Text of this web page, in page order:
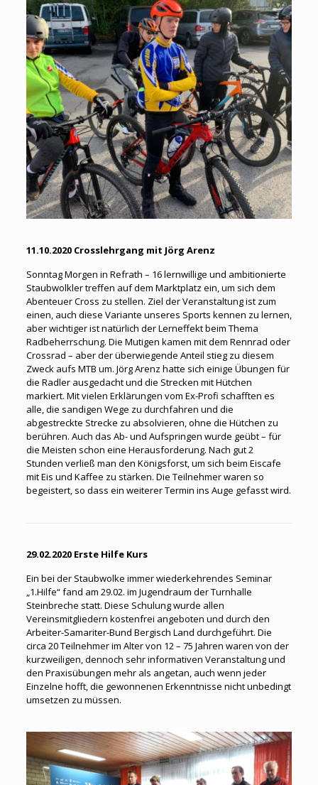
11.10.2020 Crosslehrgang mit Jörg Arenz
Sonntag Morgen in Refrath – 16 lernwillige und ambitionierte
Staubwolkler treffen auf dem Marktplatz ein, um sich dem
Abenteuer Cross zu stellen. Ziel der Veranstaltung ist zum
einen, auch diese Variante unseres Sports kennen zu lernen,
aber wichtiger ist natürlich der Lerneffekt beim Thema
Radbeherrschung. Die Mutigen kamen mit dem Rennrad oder
Crossrad – aber der überwiegende Anteil stieg zu diesem
Zweck aufs MTB um. Jörg Arenz hatte sich einige Übungen für
die Radler ausgedacht und die Strecken mit Hütchen
markiert. Mit vielen Erklärungen vom Ex-Profi schafften es
alle, die sandigen Wege zu durchfahren und die
abgestreckte Strecke zu absolvieren, ohne die Hütchen zu
berühren. Auch das Ab- und Aufspringen wurde geübt – für
die Meisten schon eine Herausforderung. Nach gut 2
Stunden verließ man den Königsforst, um sich beim Eiscafe
mit Eis und Kaffee zu stärken. Die Teilnehmer waren so
begeistert, so dass ein weiterer Termin ins Auge gefasst wird.
29.02.2020 Erste Hilfe Kurs
Ein bei der Staubwolke immer wiederkehrendes Seminar
„1.Hilfe“ fand am 29.02. im Jugendraum der Turnhalle
Steinbreche statt. Diese Schulung wurde allen
Vereinsmitgliedern kostenfrei angeboten und durch den
Arbeiter-Samariter-Bund Bergisch Land durchgeführt. Die
circa 20 Teilnehmer im Alter von 12 – 75 Jahren waren von der
kurzweiligen, dennoch sehr informativen Veranstaltung und
den Praxisübungen mehr als angetan, auch wenn jeder
Einzelne hofft, die gewonnenen Erkenntnisse nicht unbedingt
umsetzen zu müssen.